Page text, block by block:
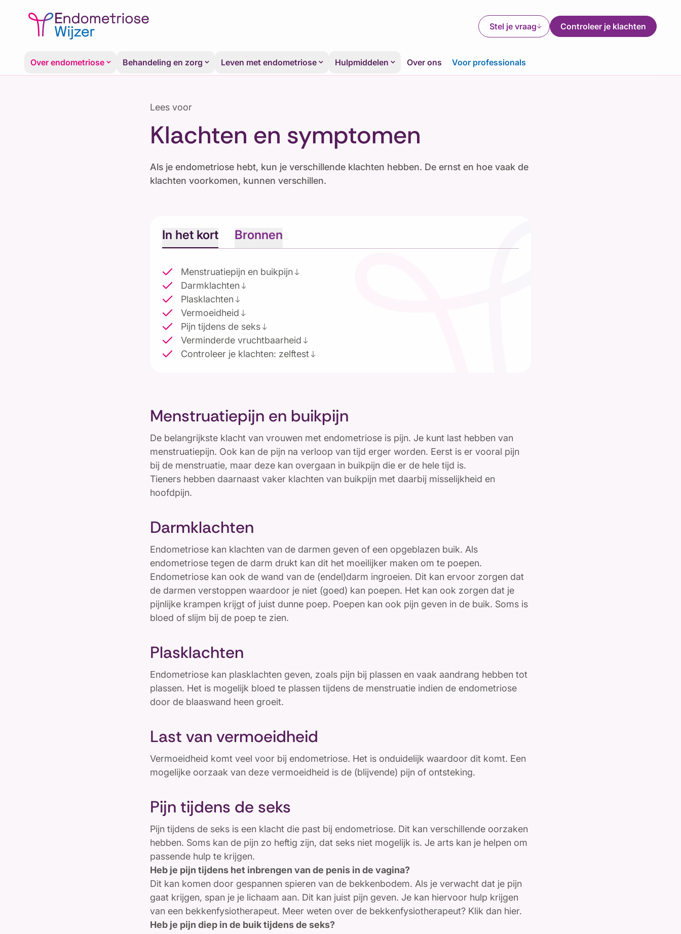
Stel je vraagarrow_downward_alt Controleer je klachten
Over endometriose keyboard_arrow_down Behandeling en zorg keyboard_arrow_down Leven met endometriose keyboard_arrow_down Hulpmiddelen keyboard_arrow_down Over ons Voor professionals
Lees voor
Klachten en symptomen
Als je endometriose hebt, kun je verschillende klachten hebben. De ernst en hoe vaak de
klachten voorkomen, kunnen verschillen.
In het kort Bronnen
Menstruatiepijn en buikpijn south
Darmklachten south
Plasklachten south
Vermoeidheid south
Pijn tijdens de seks south
Verminderde vruchtbaarheid south
Controleer je klachten: zelftest south
Menstruatiepijn en buikpijn
De belangrijkste klacht van vrouwen met endometriose is pijn. Je kunt last hebben van
menstruatiepijn. Ook kan de pijn na verloop van tijd erger worden. Eerst is er vooral pijn
bij de menstruatie, maar deze kan overgaan in buikpijn die er de hele tijd is.
Tieners hebben daarnaast vaker klachten van buikpijn met daarbij misselijkheid en
hoofdpijn.
Darmklachten
Endometriose kan klachten van de darmen geven of een opgeblazen buik. Als
endometriose tegen de darm drukt kan dit het moeilijker maken om te poepen.
Endometriose kan ook de wand van de (endel)darm ingroeien. Dit kan ervoor zorgen dat
de darmen verstoppen waardoor je niet (goed) kan poepen. Het kan ook zorgen dat je
pijnlijke krampen krijgt of juist dunne poep. Poepen kan ook pijn geven in de buik. Soms is
bloed of slijm bij de poep te zien.
Plasklachten
Endometriose kan plasklachten geven, zoals pijn bij plassen en vaak aandrang hebben tot
plassen. Het is mogelijk bloed te plassen tijdens de menstruatie indien de endometriose
door de blaaswand heen groeit.
Last van vermoeidheid
Vermoeidheid komt veel voor bij endometriose. Het is onduidelijk waardoor dit komt. Een
mogelijke oorzaak van deze vermoeidheid is de (blijvende) pijn of ontsteking.
Pijn tijdens de seks
Pijn tijdens de seks is een klacht die past bij endometriose. Dit kan verschillende oorzaken
hebben. Soms kan de pijn zo heftig zijn, dat seks niet mogelijk is. Je arts kan je helpen om
passende hulp te krijgen.
Heb je pijn tijdens het inbrengen van de penis in de vagina?
Dit kan komen door gespannen spieren van de bekkenbodem. Als je verwacht dat je pijn
gaat krijgen, span je je lichaam aan. Dit kan juist pijn geven. Je kan hiervoor hulp krijgen
van een bekkenfysiotherapeut. Meer weten over de bekkenfysiotherapeut? Klik dan hier.
Heb je pijn diep in de buik tijdens de seks?